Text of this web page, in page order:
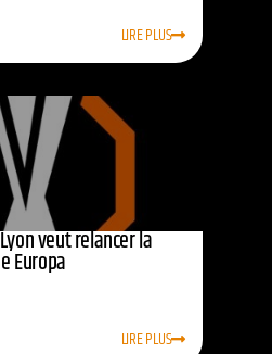
LIRE PLUS
veut relancer la
Europa
LIRE PLUS